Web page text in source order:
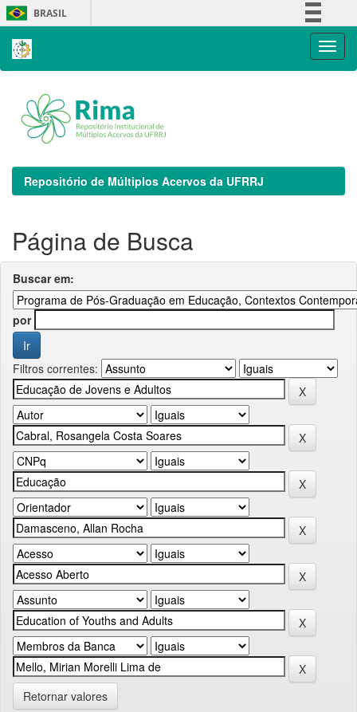
Skip
navigation
BRASIL
Repositório de Múltiplos Acervos da UFRRJ
Página de Busca
Buscar em:
por
Filtros correntes:
Retornar valores